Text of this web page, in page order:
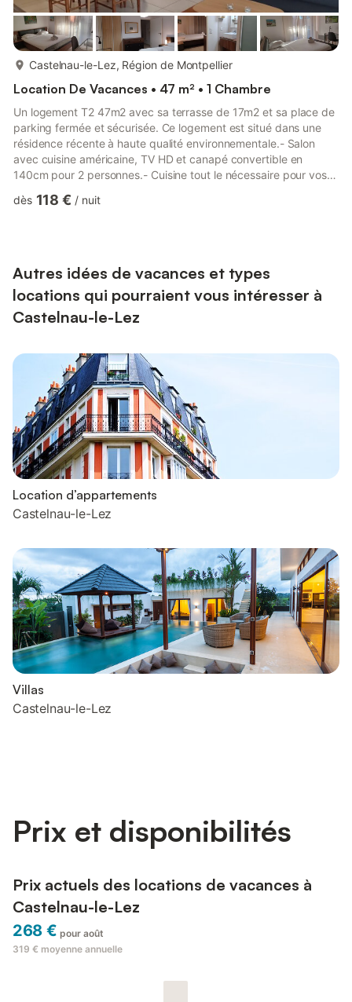
Castelnau-le-Lez, Région de Montpellier
Location De Vacances • 47 m² • 1 Chambre
Un logement T2 47m2 avec sa terrasse de 17m2 et sa place de
parking fermée et sécurisée. Ce logement est situé dans une
résidence récente à haute qualité environnementale.- Salon
avec cuisine américaine, TV HD et canapé convertible en
140cm pour 2 personnes.- Cuisine tout le nécessaire pour vos
lit confort Queen Size 160 cm x 200 cm.- Une salle de bain
dès 118 € / nuit
Autres idées de vacances et types
locations qui pourraient vous intéresser à
Castelnau-le-Lez
Location d’appartements
Castelnau-le-Lez
Villas
Castelnau-le-Lez
Prix et disponibilités
Prix actuels des locations de vacances à
Castelnau-le-Lez
268 € pour août
319 € moyenne annuelle